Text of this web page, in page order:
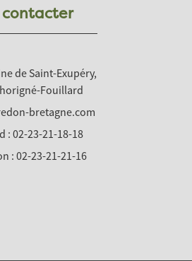
contacter
de Saint-Exupéry,
Fouillard
bretagne.com
: 02-23-21-18-18
: 02-23-21-21-16